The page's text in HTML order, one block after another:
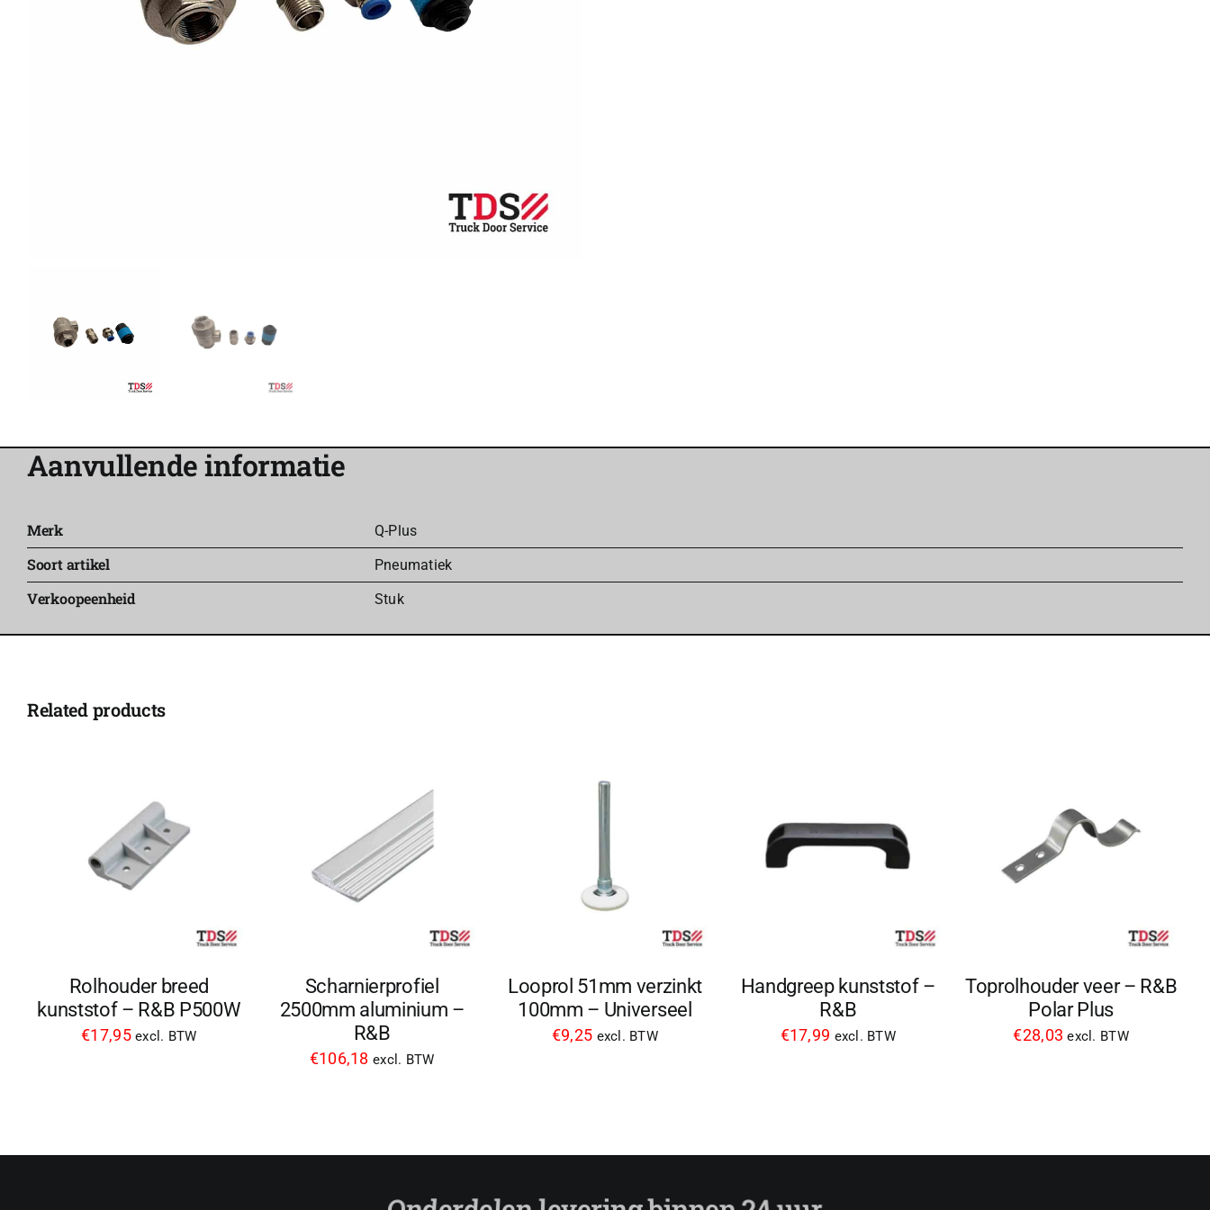
Aanvullende informatie
Merk Q-Plus
Soort artikel Pneumatiek
Verkoopeenheid Stuk
Related products
Rolhouder breed
kunststof – R&B P500W
€17,95 excl. BTW
Scharnierprofiel
2500mm aluminium –
R&B
€106,18 excl. BTW
Looprol 51mm verzinkt
100mm – Universeel
€9,25 excl. BTW
Handgreep kunststof –
R&B
€17,99 excl. BTW
Toprolhouder veer – R&B
Polar Plus
€28,03 excl. BTW